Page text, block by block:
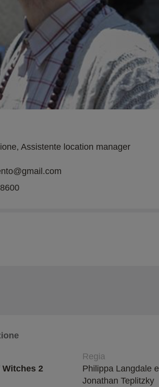
Assistente location manager
Regia
Witches 2
Philippa Langdale e
Jonathan Teplitzky